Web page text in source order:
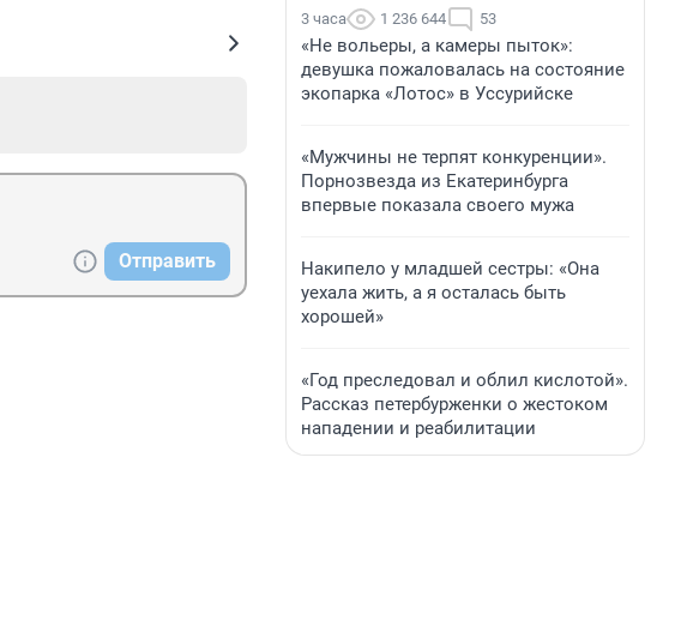
Отправить
3 часа 1 236 644 53
«Не вольеры, а камеры пыток»:
девушка пожаловалась на состояние
экопарка «Лотос» в Уссурийске
«Мужчины не терпят конкуренции».
Порнозвезда из Екатеринбурга
впервые показала своего мужа
Накипело у младшей сестры: «Она
уехала жить, а я осталась быть
хорошей»
«Год преследовал и облил кислотой».
Рассказ петербурженки о жестоком
нападении и реабилитации